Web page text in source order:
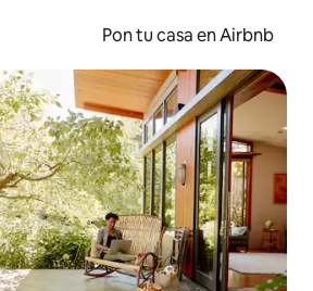
Pon tu casa en Airbnb